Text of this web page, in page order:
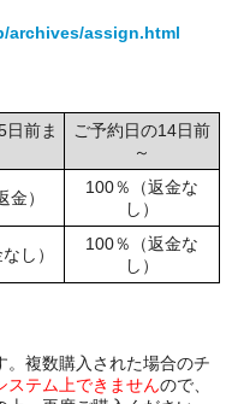
archives/assign.html
日前ま
ご予約日の14日前
～
）
100％（返金な
し）
し）
100％（返金な
し）
。複数購入された場合のチ
ステム上できませんので、